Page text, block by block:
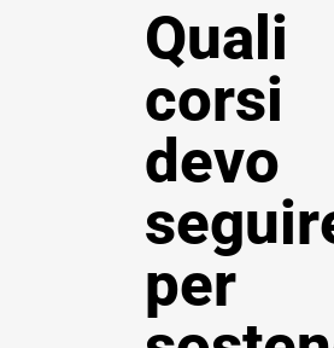
Quali
corsi
devo
per